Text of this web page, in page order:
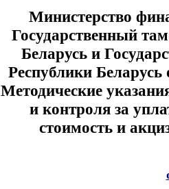
Министерство
Государственный
Беларусь и
Республики
Методические
и контроля за
стоимость и